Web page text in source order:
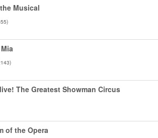
Musical
The Greatest Showman Circus
of the Opera